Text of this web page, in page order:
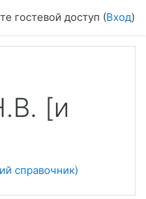
гостевой доступ (Вход)
[и
справочник)